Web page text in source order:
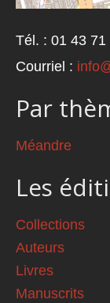
Tél. : 01 43
Courriel :
Par
Méandre
Les
Collections
Auteurs
Livres
Manuscrits